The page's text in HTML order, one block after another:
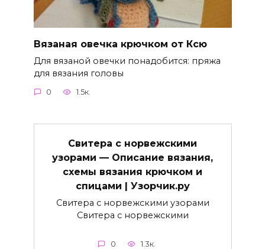
Вязаная овечка крючком от Ксю
Для вязаной овечки понадобится: пряжа
для вязания головы
0 1.5к.
Свитера с норвежскими
узорами — Описание вязания,
схемы вязания крючком и
спицами | Узорчик.ру
Свитера с норвежскими узорами
Свитера с норвежскими
0 1.3к.